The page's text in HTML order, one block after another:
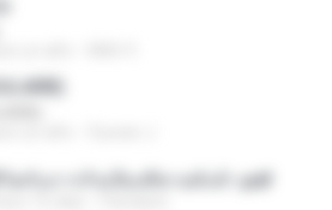
ตกับภารกิจเลี้ยงพี่ชายทั้งห้า.pdf